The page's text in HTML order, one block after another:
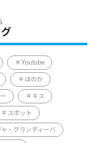
Youtube
ほのか
キス
スポット
ャ・グランディーバ